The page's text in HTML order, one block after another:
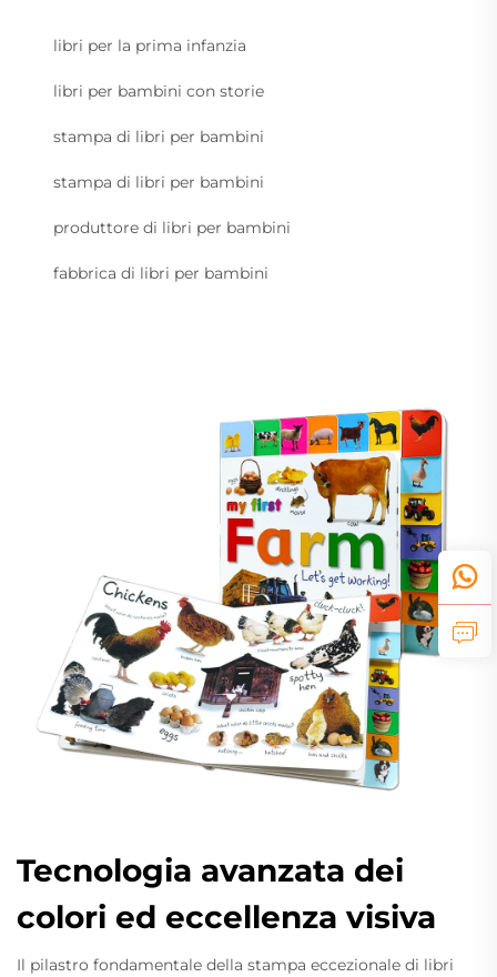
libri per la prima infanzia
libri per bambini con storie
stampa di libri per bambini
stampa di libri per bambini
produttore di libri per bambini
fabbrica di libri per bambini
Tecnologia avanzata dei
colori ed eccellenza visiva
Il pilastro fondamentale della stampa eccezionale di libri